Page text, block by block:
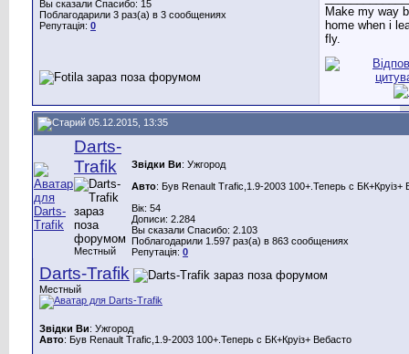
Вы сказали Спасибо: 15
Поблагодарили 3 раз(а) в 3 сообщениях
Репутація: 0
Make my way
home when i
fly.
05.12.2015, 13:35
Darts-
Trafik
Местный
Звідки Ви: Ужгород
Авто: Був Renault Trafic,1.9-2003 100+.Теперь с БК+Круіз+
Вік: 54
Дописи: 2.284
Вы сказали Спасибо: 2.103
Поблагодарили 1.597 раз(а) в 863 сообщениях
Репутація: 0
Darts-Trafik
Местный
Звідки Ви: Ужгород
Авто: Був Renault Trafic,1.9-2003 100+.Теперь с БК+Круіз+ Вебасто